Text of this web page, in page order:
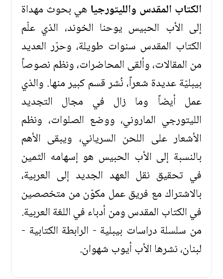
الكتاب المقدس والليتورجيا هي بحوث مهداة
إلى الأب الحبيس يوحنا الخوند، الذي علّم
الكتاب المقدس سنوات طويلة، وحرّر العديد
من المقالات، وألقى المحاضرات، ونظم نصوصاً
بيبليّة عديدة شعراً، نُشر قسم كبير منها. والذي
عمل أيضاً وما زال في مجال التجديد
الليتورجي الماروني، ووضع الصلوات، ونظم
الأشعار على اللحن السرياني، ويبقى الأهم
بالنسبة إلى الأب الحبيس هو إسهامه الثمين
في تحقيق نقل العهد الجديد إلى العربية،
بالاشتراك مع فريق عمل مكوّن من متخصصين
في الكتاب المقدس ومن أدباء في اللغة العربية.
من سلسلة دراسات بيبلية - الرابطة الكتابية -
لبنان، نشرها الأب أيوب شهوان.